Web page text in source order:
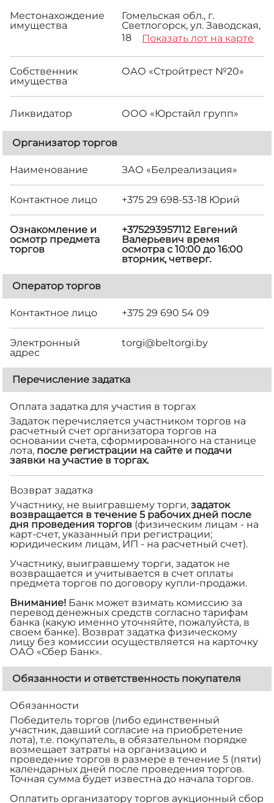
Местонахождение
имущества
Гомельская обл., г.
Светлогорск, ул. Заводская,
18
Показать лот на карте
Собственник
имущества
ОАО «Стройтрест №20»
Ликвидатор ООО «Юрстайл групп»
Организатор торгов
Наименование ЗАО «Белреализация»
Контактное лицо +375 29 698-53-18 Юрий
Ознакомление и
осмотр предмета
торгов
+375293957112 Евгений
Валерьевич время
осмотра с 10:00 до 16:00
вторник, четверг.
Оператор торгов
Контактное лицо +375 29 690 54 09
Электронный
адрес
torgi@beltorgi.by
Перечисление задатка
Оплата задатка для участия в торгах
Задаток перечисляется участником торгов на
расчетный счет организатора торгов на
основании счета, сформированного на станице
лота, после регистрации на сайте и подачи
заявки на участие в торгах.
Возврат задатка
Участнику, не выигравшему торги, задаток
возвращается в течение 5 рабочих дней после
дня проведения торгов (физическим лицам - на
карт-счет, указанный при регистрации;
юридическим лицам, ИП - на расчетный счет).
Участнику, выигравшему торги, задаток не
возвращается и учитывается в счет оплаты
предмета торгов по договору купли-продажи.
Внимание! Банк может взимать комиссию за
перевод денежных средств согласно тарифам
банка (какую именно уточняйте, пожалуйста, в
своем банке). Возврат задатка физическому
лицу без комиссии осуществляется на карточку
ОАО «Сбер Банк».
Обязанности и ответственность покупателя
Обязанности
Победитель торгов (либо единственный
участник, давший согласие на приобретение
лота), т.е. покупатель, в обязательном порядке
возмещает затраты на организацию и
проведение торгов в размере в течение 5 (пяти)
календарных дней после проведения торгов.
Точная сумма будет известна до начала торгов.
Оплатить организатору торгов аукционный сбор